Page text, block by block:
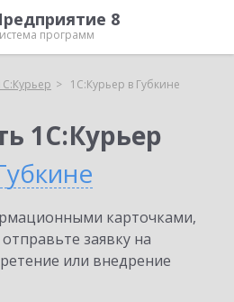
8
программ
1С:Курьер в Губкине
1С:Курьер
карточками,
заявку на
или внедрение